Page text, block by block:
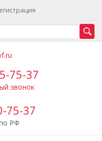
75-37
звонок
75-37
РФ